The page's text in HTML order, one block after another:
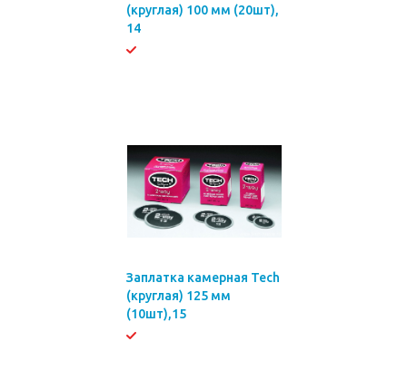
(круглая) 100 мм (20шт),
14
Заплатка камерная Tech
(круглая) 125 мм
(10шт),15